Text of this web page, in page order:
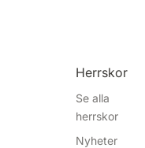
Herrskor
Se alla
herrskor
Nyheter